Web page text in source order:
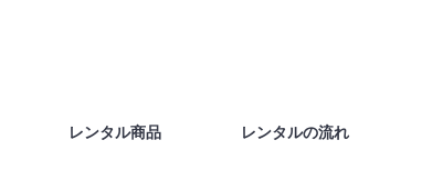
レンタル商品 レンタルの流れ